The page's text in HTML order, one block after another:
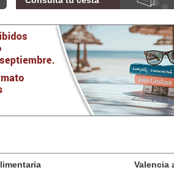
Valencia a trazos: expresión poligráfica